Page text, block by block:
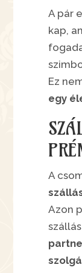
A pár
kap,
Ez
egy
A
Azon